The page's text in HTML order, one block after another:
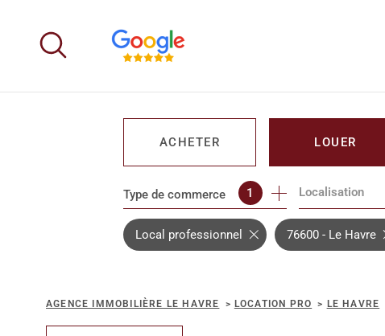
contenu
ACHETER
DE L'IMMO PRO
LOUER
DE L'IMMO PRO
Type de commerce 1 Localisation
Local professionnel 76600 - Le Havre
AGENCE IMMOBILIÈRE LE HAVRE LOCATION PRO LE HAVRE